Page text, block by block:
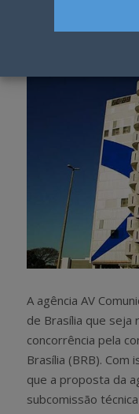
A agência AV
de Brasília que seja
concorrência pela
Brasília (BRB).
que a proposta da
subcomissão